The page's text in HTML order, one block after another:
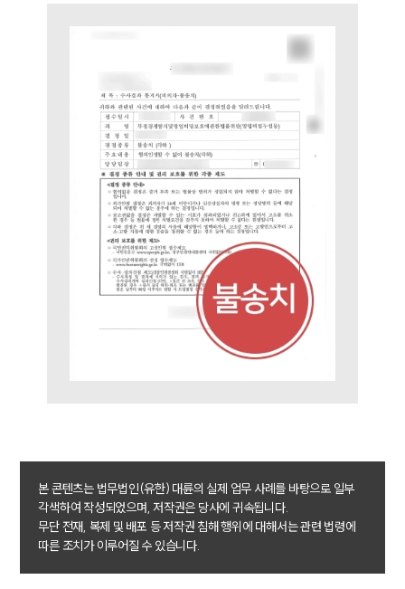
오시는 길
고객의 소리
통합검색
AI대륜
업무사례
주요 업무사례
사례분석/최신동향
법률정보
법률지식인
고객후기
업무분야
구성원 소개
지식재산권전문변호사
소식/자료
본 콘텐츠는 법무법인(유한) 대륜의 실제 업무 사례를 바탕으로 일부
각색하여 작성되었으며, 저작권은 당사에 귀속됩니다.
무단 전재, 복제 및 배포 등 저작권 침해 행위에 대해서는 관련 법령에
따른 조치가 이루어질 수 있습니다.